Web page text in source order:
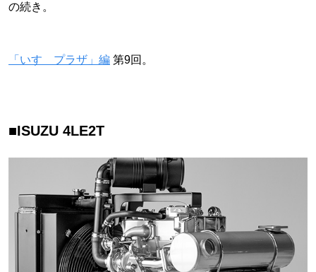
の続き。
「いすゞプラザ」編 第9回。
■ISUZU 4LE2T